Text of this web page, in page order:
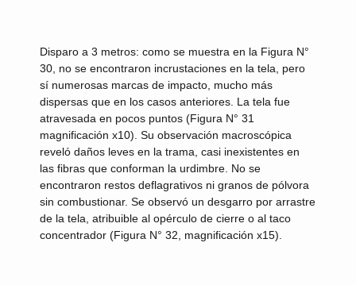
Disparo a 3 metros: como se muestra en la Figura N°
30, no se encontraron incrustaciones en la tela, pero
sí numerosas marcas de impacto, mucho más
dispersas que en los casos anteriores. La tela fue
atravesada en pocos puntos (Figura N° 31
magnificación x10). Su observación macroscópica
reveló daños leves en la trama, casi inexistentes en
las fibras que conforman la urdimbre. No se
encontraron restos deflagrativos ni granos de pólvora
sin combustionar. Se observó un desgarro por arrastre
de la tela, atribuible al opérculo de cierre o al taco
concentrador (Figura N° 32, magnificación x15).